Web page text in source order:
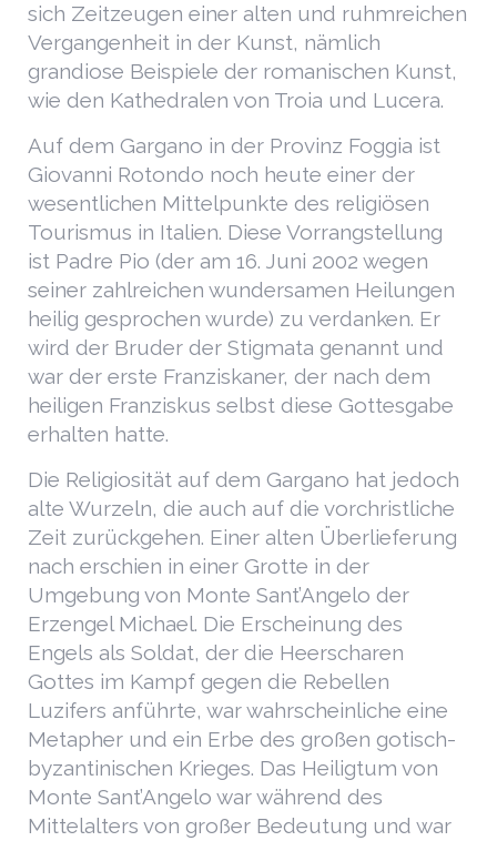
sich Zeitzeugen einer alten und ruhmreichen
Vergangenheit in der Kunst, nämlich
grandiose Beispiele der romanischen Kunst,
wie den Kathedralen von Troia und Lucera.
Auf dem Gargano in der Provinz Foggia ist
Giovanni Rotondo noch heute einer der
wesentlichen Mittelpunkte des religiösen
Tourismus in Italien. Diese Vorrangstellung
ist Padre Pio (der am 16. Juni 2002 wegen
seiner zahlreichen wundersamen Heilungen
heilig gesprochen wurde) zu verdanken. Er
wird der Bruder der Stigmata genannt und
war der erste Franziskaner, der nach dem
heiligen Franziskus selbst diese Gottesgabe
erhalten hatte.
Die Religiosität auf dem Gargano hat jedoch
alte Wurzeln, die auch auf die vorchristliche
Zeit zurückgehen. Einer alten Überlieferung
nach erschien in einer Grotte in der
Umgebung von Monte Sant’Angelo der
Erzengel Michael. Die Erscheinung des
Engels als Soldat, der die Heerscharen
Gottes im Kampf gegen die Rebellen
Luzifers anführte, war wahrscheinliche eine
Metapher und ein Erbe des großen gotisch-
byzantinischen Krieges. Das Heiligtum von
Monte Sant’Angelo war während des
Mittelalters von großer Bedeutung und war